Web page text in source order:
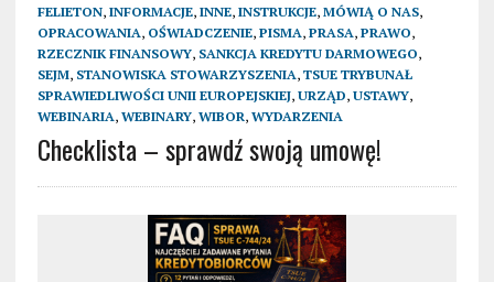
FELIETON, INFORMACJE, INNE, INSTRUKCJE, MÓWIĄ O NAS,
OPRACOWANIA, OŚWIADCZENIE, PISMA, PRASA, PRAWO,
RZECZNIK FINANSOWY, SANKCJA KREDYTU DARMOWEGO,
SEJM, STANOWISKA STOWARZYSZENIA, TSUE TRYBUNAŁ
SPRAWIEDLIWOŚCI UNII EUROPEJSKIEJ, URZĄD, USTAWY,
WEBINARIA, WEBINARY, WIBOR, WYDARZENIA
Checklista – sprawdź swoją umowę!